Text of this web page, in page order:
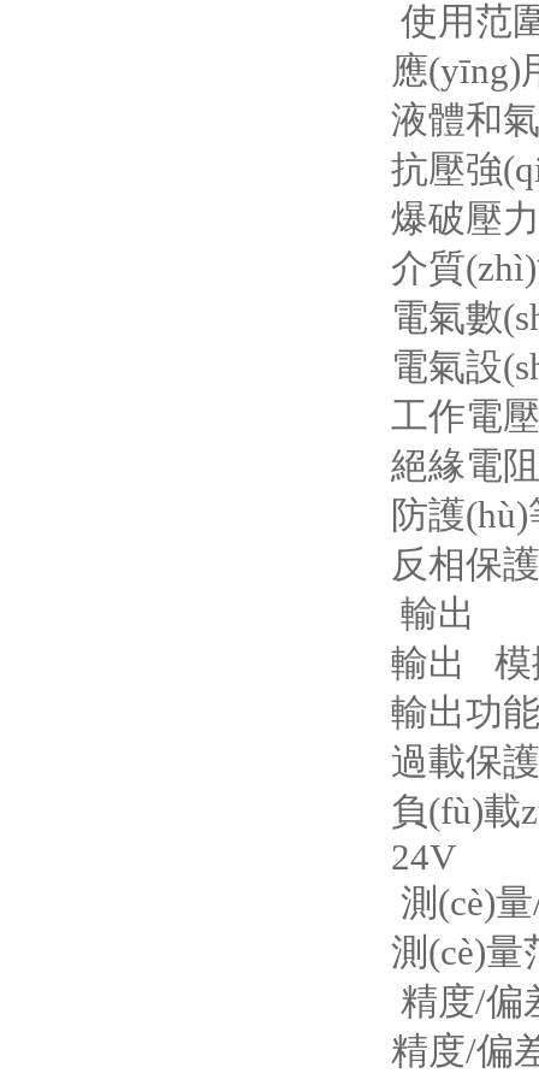
使用范
應(yīng)
液體和
抗壓強
爆破壓
介質
電氣數
電氣設
工作電
絕緣電
防護
反相保
輸出
輸出 模
輸出功
過載保
負(fù)載
24V
測(cè)
測(cè)量
精度/偏
精度/偏